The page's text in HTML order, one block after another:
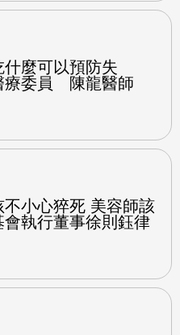
什麼可以預防失
療委員 陳龍醫師
不小心猝死 美容師該
執行董事徐則鈺律